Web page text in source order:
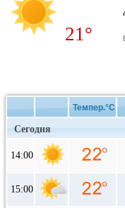
21°
Темпер.°C
Сегодня
14:00
15:00